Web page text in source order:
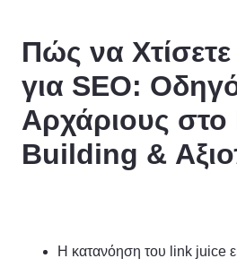
Πώς να
για SEO:
Αρχάριους
Building &
Η κατανόηση του link juice